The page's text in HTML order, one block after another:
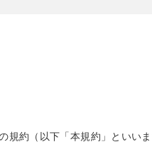
規約（以下「本規約」といい